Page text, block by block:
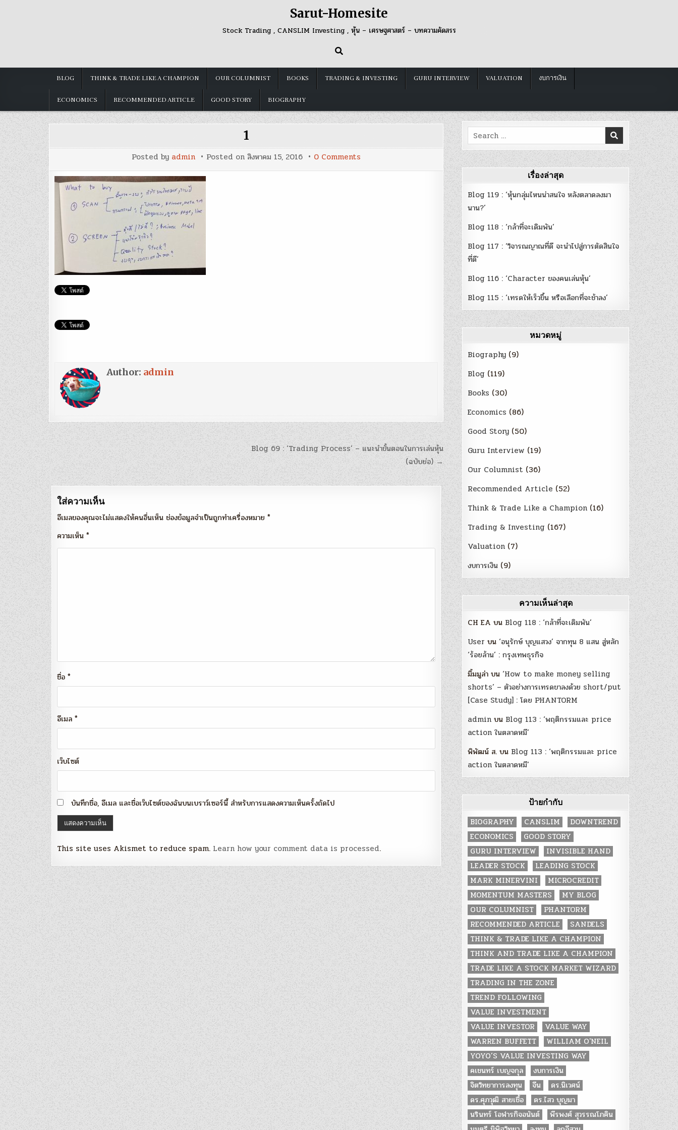
Sarut-Homesite
Stock Trading , CANSLIM Investing , หุ้น – เศรษฐศาสตร์ – บทความคัดสรร
BLOG THINK & TRADE LIKE A CHAMPION OUR COLUMNIST BOOKS TRADING & INVESTING GURU INTERVIEW VALUATION งบการเงิน
ECONOMICS RECOMMENDED ARTICLE GOOD STORY BIOGRAPHY
1
Posted by admin Posted on สิงหาคม 15, 2016 0 Comments
Author: admin
แนะแนว
เรื่อง
Blog 69 : ‘Trading Process’ – แนะนำขั้นตอนในการเล่นหุ้น
(ฉบับย่อ) →
ใส่ความเห็น
อีเมลของคุณจะไม่แสดงให้คนอื่นเห็น ช่องข้อมูลจำเป็นถูกทำเครื่องหมาย *
ความเห็น *
ชื่อ *
อีเมล *
เว็บไซต์
บันทึกชื่อ, อีเมล และชื่อเว็บไซต์ของฉันบนเบราว์เซอร์นี้ สำหรับการแสดงความเห็นครั้งถัดไป
This site uses Akismet to reduce spam. Learn how your comment data is processed.
Search
for:
เรื่องล่าสุด
Blog 119 : ‘หุ้นกลุ่มไหนน่าสนใจ หลังตลาดลงมา
นาน?’
Blog 118 : ‘กล้าที่จะเดิมพัน’
Blog 117 : ‘วิจารณญาณที่ดี จะนำไปสู่การตัดสินใจ
ที่ดี’
Blog 116 : ‘Character ของคนเล่นหุ้น’
Blog 115 : ‘เทรดให้เร็วขึ้น หรือเลือกที่จะช้าลง’
หมวดหมู่
Biography (9)
Blog (119)
Books (30)
Economics (86)
Good Story (50)
Guru Interview (19)
Our Columnist (36)
Recommended Article (52)
Think & Trade Like a Champion (16)
Trading & Investing (167)
Valuation (7)
งบการเงิน (9)
ความเห็นล่าสุด
CH EA บน Blog 118 : ‘กล้าที่จะเดิมพัน’
User บน‘อนุรักษ์ บุญแสวง’ จากทุน 8 แสน สู่หลัก
‘ร้อยล้าน’ : กรุงเทพธุรกิจ
มิ้มมูล่า บน‘How to make money selling
shorts’ – ตัวอย่างการเทรดขาลงด้วย short/put
[Case Study] : โดย PHANTORM
admin บน Blog 113 : ‘พฤติกรรมและ price
action ในตลาดหมี’
พิพัฒน์ ส. บน Blog 113 : ‘พฤติกรรมและ price
action ในตลาดหมี’
ป้ายกำกับ
BIOGRAPHY CANSLIM
DOWNTREND
ECONOMICS
GOOD STORY
GURU INTERVIEW
INVISIBLE HAND
LEADER STOCK
LEADING STOCK
MARK MINERVINI
MICROCREDIT
MOMENTUM MASTERS
MY BLOG
OUR COLUMNIST
PHANTORM
RECOMMENDED ARTICLE
SANDELS
THINK & TRADE LIKE A CHAMPION
THINK AND TRADE LIKE A CHAMPION
TRADE LIKE A STOCK MARKET WIZARD
TRADING IN THE ZONE
TREND FOLLOWING
VALUE INVESTMENT
VALUE INVESTOR
VALUE WAY
WARREN BUFFETT
WILLIAM O'NEIL
YOYO’S VALUE INVESTING WAY
คเชนทร์ เบญจกุล
งบการเงิน
จิตวิทยาการลงทุน
จีน
ดร.นิเวศน์
ดร.ศุภวุฒิ สายเชื้อ
ดร.ไสว บุญมา
นรินทร์ โอฬารกิจอนันต์
พีรพงศ์ สุวรรณโภคิน